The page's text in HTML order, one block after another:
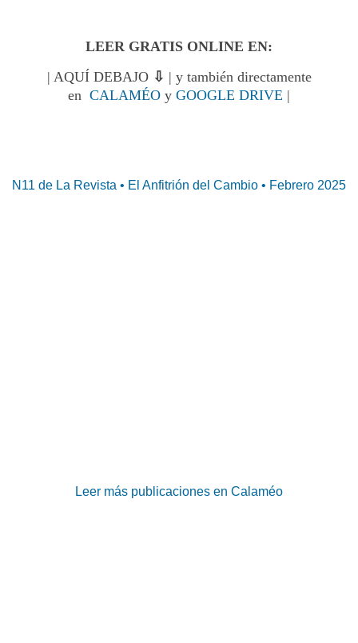
LEER GRATIS ONLINE EN:
| AQUÍ DEBAJO ⇩ | y también directamente
en CALAMÉO y GOOGLE DRIVE |
N11 de La Revista • El Anfitrión del Cambio • Febrero 2025
Leer más publicaciones en Calaméo